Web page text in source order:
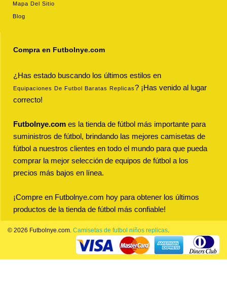
Mapa Del Sitio
Blog
Compra en Futbolnye.com
¿Has estado buscando los últimos estilos en
Equipaciones De Futbol Baratas Replicas? ¡Has venido al lugar
correcto!
Futbolnye.com es la tienda de fútbol más importante para
suministros de fútbol, brindando las mejores camisetas de
fútbol a nuestros clientes en todo el mundo para que pueda
comprar la mejor selección de equipos de fútbol a los
precios más bajos en línea.
¡Compre en Futbolnye.com hoy para obtener los últimos
productos de la tienda de fútbol más confiable!
© 2026 Futbolnye.com. Camisetas de futbol niños replicas.